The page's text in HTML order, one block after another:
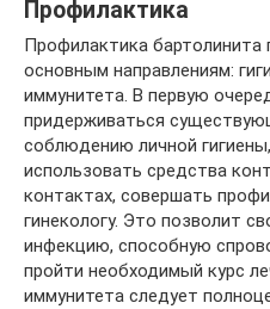
Профилактика
Профилактика бартолинита
основным направлениям:
иммунитета. В первую
придерживаться
соблюдению личной
использовать средства
контактах, совершать
гинекологу. Это позволит
инфекцию, способную
пройти необходимый курс
иммунитета следует